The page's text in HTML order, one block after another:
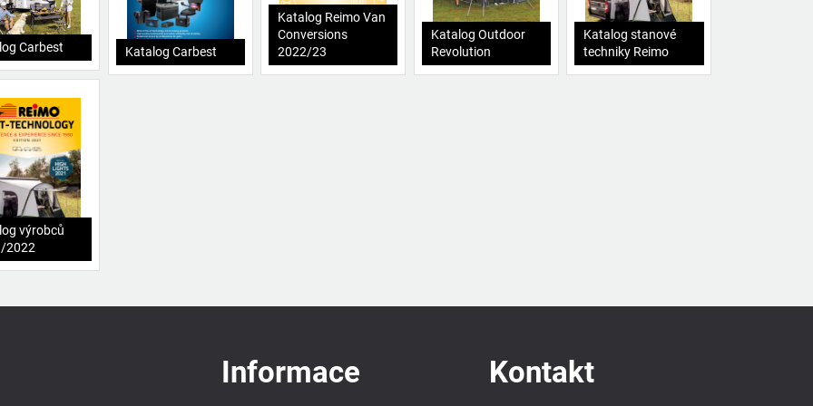
Carbest Katalog Carbest
Katalog Reimo Van
Conversions
2022/23
Katalog Outdoor
Revolution
Katalog stanové
techniky Reimo
výrobců
2022
Informace Kontakt